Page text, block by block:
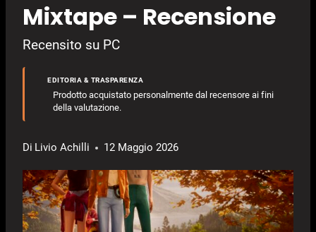
Mixtape – Recensione
Recensito su PC
EDITORIA & TRASPARENZA
Prodotto acquistato personalmente dal recensore ai fini
della valutazione.
Di Livio Achilli 12 Maggio 2026